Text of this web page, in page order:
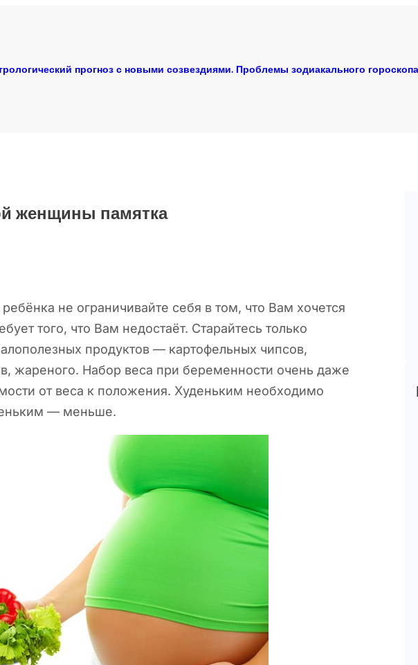
прогноз с новыми созвездиями. Проблемы зодиакального гороскопа
женщины памятка
не ограничивайте себя в том, что Вам хочется
того, что Вам недостаёт. Старайтесь только
продуктов — картофельных чипсов,
жареного. Набор веса при беременности очень даже
от веса к положения. Худеньким необходимо
— меньше.